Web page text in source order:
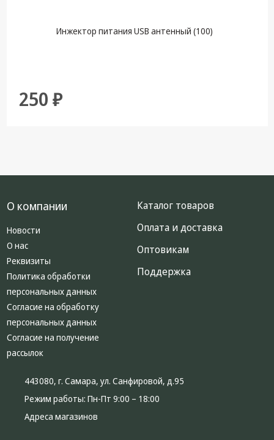
Инжектор питания USB антенный (100)
250 ₽
О компании
Новости
О нас
Реквизиты
Политика обработки
персональных данных
Согласие на обработку
персональных данных
Согласие на получение
рассылок
Каталог товаров
Оплата и доставка
Оптовикам
Поддержка
443080, г. Самара, ул. Санфировой, д.95
Режим работы: Пн-Пт 9:00 – 18:00
Адреса магазинов